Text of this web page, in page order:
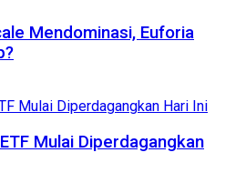
Mendominasi, Euforia
Mulai Diperdagangkan